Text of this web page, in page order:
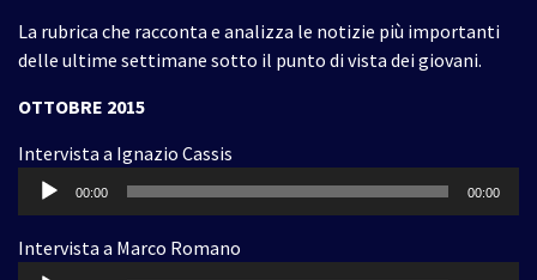
La rubrica che racconta e analizza le notizie più importanti
delle ultime settimane sotto il punto di vista dei giovani.
OTTOBRE 2015
Intervista a Ignazio Cassis
Audio
Player
00:00 00:00
Intervista a Marco Romano